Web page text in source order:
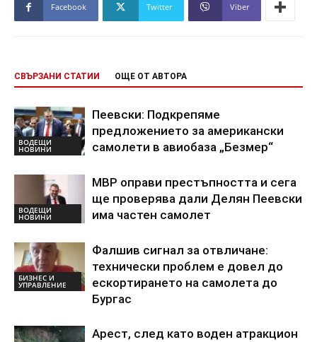
Facebook Twitter Viber
СВЪРЗАНИ СТАТИИ ОЩЕ ОТ АВТОРА
ВОДЕЩИ
НОВИНИ
Пеевски: Подкрепяме
предложението за американски
самолети в авиобаза „Безмер“
ВОДЕЩИ
НОВИНИ
МВР оправи престъпността и сега
ще проверява дали Делян Пеевски
има частен самолет
БИЗНЕС И
УПРАВЛЕНИЕ
Фалшив сигнал за отвличане:
технически проблем е довел до
ескортирането на самолета до
Бургас
Арест, след като воден атракцион